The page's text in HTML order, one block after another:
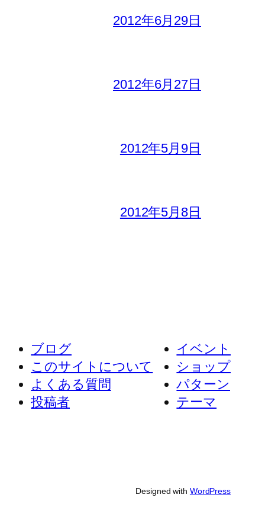
2012年6月29日
2012年6月27日
2012年5月9日
2012年5月8日
ブログ
このサイトについて
よくある質問
投稿者
イベント
ショップ
パターン
テーマ
Designed with WordPress